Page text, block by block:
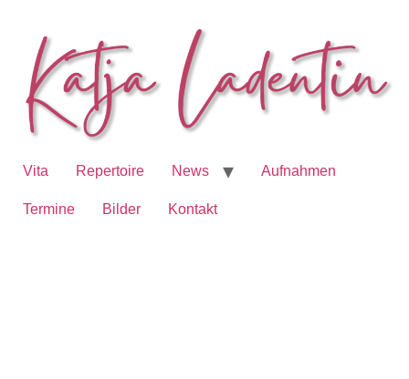
Vita Repertoire News Aufnahmen
Termine Bilder Kontakt